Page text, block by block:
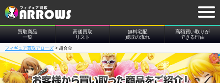
買取商品
一覧
高価買取
リスト
無料宅配
買取の流れ
高額買い取りが
できる理由
フィギュア買取アローズ > 超合金